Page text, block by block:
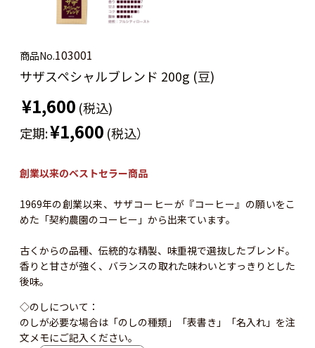
商品No.103001
サザスペシャルブレンド 200g (豆)
¥1,600 (税込)
定期:¥1,600 (税込）
創業以来のベストセラー商品
1969年の創業以来、サザコーヒーが『コーヒー』の願いをこ
めた「契約農園のコーヒー」から出来ています。
古くからの品種、伝統的な精製、味重視で選抜したブレンド。
香りと甘さが強く、バランスの取れた味わいとすっきりとした
後味。
◇のしについて：
のしが必要な場合は「のしの種類」「表書き」「名入れ」を注
文メモにご記入ください。